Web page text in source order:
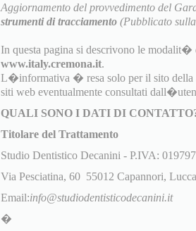
Aggiornamento del provvedimento del
strumenti di tracciamento (Pubblicato
In questa pagina si descrivono le
www.italy.cremona.it.
L�informativa � resa solo per il sito della
siti web eventualmente consultati
QUALI SONO I DATI DI
Titolare del Trattamento
Studio Dentistico Decanini - P.IVA:
Via Pesciatina, 60 55012 Capannori,
Email:info@studiodentisticodecanini.it
�